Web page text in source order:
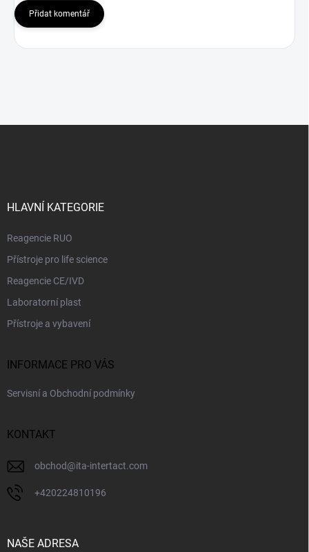
Přidat komentář
HLAVNÍ KATEGORIE
Reagencie RUO
Přístroje pro life science
Reagencie CE/IVD
Laboratorní plast
Přístroje a vybavení
INFORMACE PRO VÁS
Servisní a Obchodní podmínky
KONTAKT
obchod@ita-intertact.com
+420224810196
NAŠE ADRESA